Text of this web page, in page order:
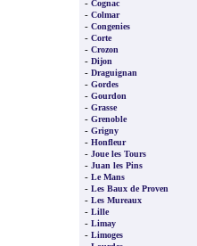
- Cognac
- Colmar
- Congenies
- Corte
- Crozon
- Dijon
- Draguignan
- Gordes
- Gourdon
- Grasse
- Grenoble
- Grigny
- Honfleur
- Joue les Tours
- Juan les Pins
- Le Mans
- Les Baux de Proven
- Les Mureaux
- Lille
- Limay
- Limoges